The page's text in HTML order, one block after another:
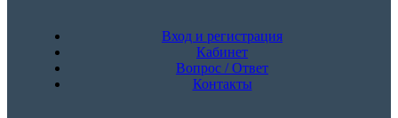
Вход и регистрация
Кабинет
Вопрос / Ответ
Контакты